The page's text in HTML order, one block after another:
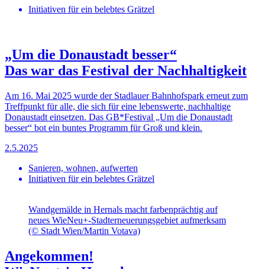
Initiativen für ein belebtes Grätzel
„Um die Donaustadt besser“
Das war das Festival der Nachhaltigkeit
Am 16. Mai 2025 wurde der Stadlauer Bahnhofspark erneut zum
Treffpunkt für alle, die sich für eine lebenswerte, nachhaltige
Donaustadt einsetzen. Das GB*Festival „Um die Donaustadt
besser“ bot ein buntes Programm für Groß und klein.
2.5.2025
Sanieren, wohnen, aufwerten
Initiativen für ein belebtes Grätzel
Wandgemälde in Hernals macht farbenprächtig auf
neues WieNeu+-Stadterneuerungsgebiet aufmerksam
(© Stadt Wien/Martin Votava)
Angekommen!